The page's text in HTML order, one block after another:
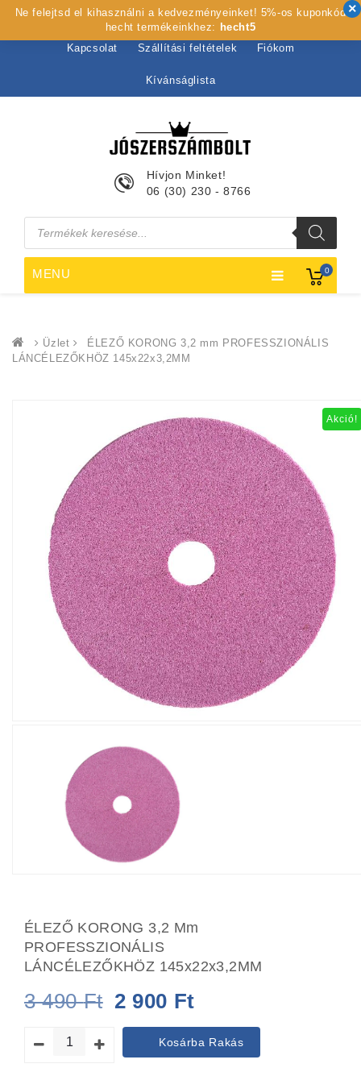
Kezdőlap Rólunk Webshop Szolgáltatások
Kapcsolat Szállítási feltételek Fiókom
Kívánságlista
0
Hívjon Minket!
06 (30) 230 - 8766
Products
search
MENU
Üzlet
ÉLEZŐ KORONG 3,2 mm PROFESSZIONÁLIS
LÁNCÉLEZŐKHÖZ 145x22x3,2MM
Akció!
ÉLEZŐ KORONG 3,2 Mm
PROFESSZIONÁLIS
LÁNCÉLEZŐKHÖZ 145x22x3,2MM
3 490Ft Original
price
was:
2 900 Ft
price
is:
Kosárba Rakás
Ne felejtsd el kihasználni a kedvezményeinket! 5%-os kuponkód
hecht termékeinkhez: hecht5